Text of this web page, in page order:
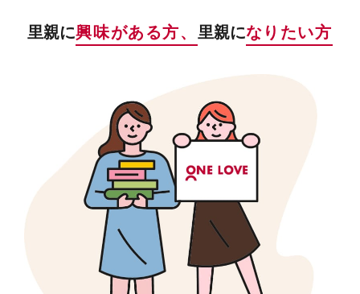
里親に興味がある方、 里親になりたい方